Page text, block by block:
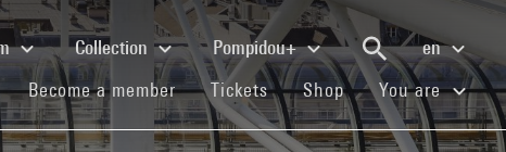
Collection Pompidou+
en
Become a member(current)
Tickets(current)
Shop(current)You are